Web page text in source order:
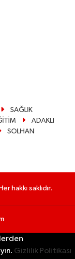
SAĞLIK
ADAKLI
SOLHAN
hakkı saklıdır.
Gizlilik Politikası